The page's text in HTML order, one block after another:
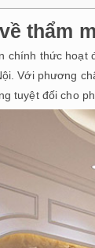
thẩm
chính thức hoạt
Với phương
tuyệt đối cho